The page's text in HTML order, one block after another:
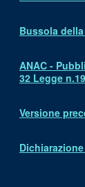
Bussola
ANAC -
32 Legge
Versione